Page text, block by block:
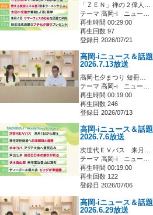
「ＺＥＮ」禅の２偉人…
テーマ 高岡-i ニュー…
再生時間 00:29:00
再生回数 97
登録日 2026/07/21
高岡-iニュース＆話題
2026.7.13放送
高岡七夕まつり 短冊…
テーマ 高岡-i ニュー…
再生時間 00:19:00
再生回数 246
登録日 2026/07/13
高岡-iニュース＆話題
2026.7.6放送
次世代ＥＶバス 来月…
テーマ 高岡-i ニュー…
再生時間 00:19:00
再生回数 122
登録日 2026/07/06
高岡-iニュース＆話題
2026.6.29放送